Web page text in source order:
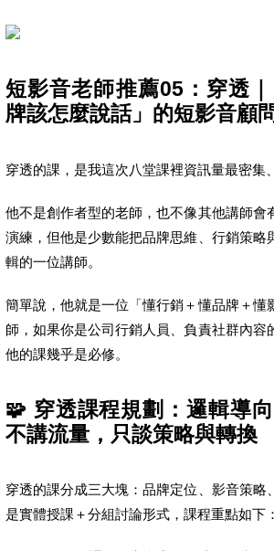
短影音老師推薦05：穿透
牌該怎麼說話」的短影音顧
穿透的課，是我這次八堂課裡資訊量最密集
他不是創作者型的老師，也不像其他講師會
演練，但他是少數能把品牌思維、行銷策略
輯的一位講師。
簡單說，他就是一位「懂行銷＋懂品牌＋懂
師，如果你是公司行銷人員、負責社群內容
他的課幾乎是必修。
🧩 穿透課程規劃：邏輯導
不講流量，只談策略與轉換
穿透的課分成三大塊：品牌定位、影音策略
是實體授課＋分組討論形式，課程重點如下：